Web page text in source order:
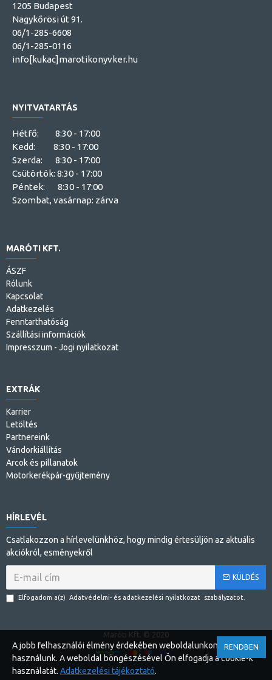
1205 Budapest
Nagykőrösi út 91.
06/1-285-6608
06/1-285-0116
info[kukac]marotikonyvker.hu
NYITVATARTÁS
Hétfő: 8:30 - 17:00
Kedd: 8:30 - 17:00
Szerda: 8:30 - 17:00
Csütörtök: 8:30 - 17:00
Péntek: 8:30 - 17:00
Szombat, vasárnap: zárva
MARÓTI KFT.
ÁSZF
Rólunk
Kapcsolat
Adatkezelés
Fenntarthatóság
Szállítási információk
Impresszum - Jogi nyilatkozat
EXTRÁK
Karrier
Letöltés
Partnereink
Vándorkiállítás
Arcok és pillanatok
Motorkerékpár-gyűjtemény
HÍRLEVÉL
Csatlakozzon a hírlevelünkhöz, hogy mindig értesüljön az aktuális
akciókról, esményekről
KÜLDÉS
Elfogadom a(z) Adatvédelmi- és adatkezelési nyilatkozat szabályzatot.
Maróti Kft. © 2020
RENDBEN
A jobb felhasználói élmény érdekében weboldalunkon cookie-kat
használunk. A weboldal böngészésével Ön elfogadja a cookie-k
használatát. Adatkezelési tájékoztató.